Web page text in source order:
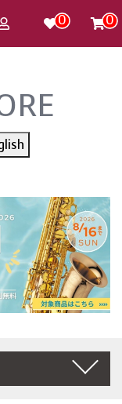
0 0